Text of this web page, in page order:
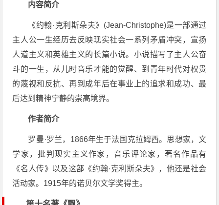
内容简介
《约翰·克利斯朵夫》(Jean-Christophe)是一部通过
主人公一生经历去反映现实社会一系列矛盾冲突，宣扬
人道主义和英雄主义的长篇小说。小说描写了主人公奋
斗的一生，从儿时音乐才能的觉醒、到青年时代对权贵
的蔑视和反抗、再到成年后在事业上的追求和成功、最
后达到精神宁静的崇高境界。
作者简介
罗曼·罗兰，1866年生于法国克拉姆西。思想家，文
学家，批判现实主义作家，音乐评论家，著名作品有
《名人传》以及这部《约翰·克利斯朵夫》，他还是社会
活动家。1915年的诺贝尔文学奖得主。